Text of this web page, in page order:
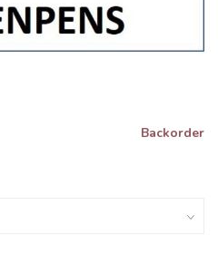
Backorder